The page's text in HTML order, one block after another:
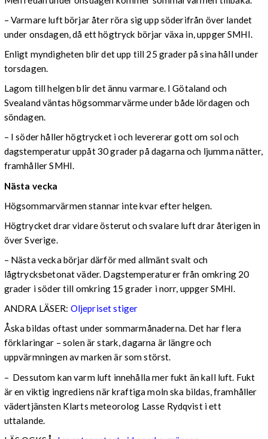
– Varmare luft börjar åter röra sig upp söderifrån över landet
under onsdagen, då ett högtryck börjar växa in, uppger SMHI.
Enligt myndigheten blir det upp till 25 grader på sina håll under
torsdagen.
Lagom till helgen blir det ännu varmare. I Götaland och
Svealand väntas högsommarvärme under både lördagen och
söndagen.
– I söder håller högtrycket i och levererar gott om sol och
dagstemperatur uppåt 30 grader på dagarna och ljumma nätter,
framhåller SMHI.
Nästa vecka
Högsommarvärmen stannar inte kvar efter helgen.
Högtrycket drar vidare österut och svalare luft drar återigen in
över Sverige.
– Nästa vecka börjar därför med allmänt svalt och
lågtrycksbetonat väder. Dagstemperaturer från omkring 20
grader i söder till omkring 15 grader i norr, uppger SMHI.
ANDRA LÄSER: Oljepriset stiger
Åska bildas oftast under sommarmånaderna. Det har flera
förklaringar – solen är stark, dagarna är längre och
uppvärmningen av marken är som störst.
– Dessutom kan varm luft innehålla mer fukt än kall luft. Fukt
är en viktig ingrediens när kraftiga moln ska bildas, framhåller
vädertjänsten Klarts meteorolog Lasse Rydqvist i ett
uttalande.